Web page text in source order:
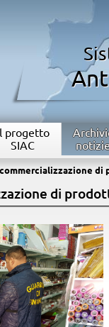
progetto
SIAC
di
di